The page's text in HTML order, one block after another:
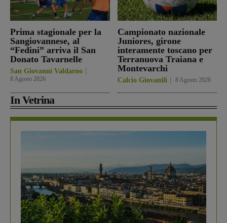
Prima stagionale per la
Sangiovannese, al
“Fedini” arriva il San
Donato Tavarnelle
San Giovanni Valdarno
8 Agosto 2026
Campionato nazionale
Juniores, girone
interamente toscano per
Terranuova Traiana e
Montevarchi
Calcio Giovanili 8 Agosto 2026
In Vetrina